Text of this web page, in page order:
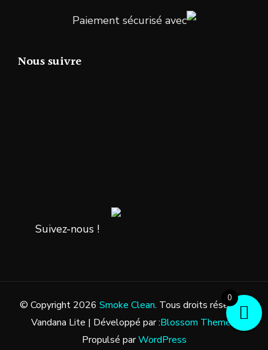
Paiement sécurisé avec
Nous suivre
Suivez-nous !
© Copyright 2026 Smoke Clean. Tous droits réservés.
Vandana Lite | Développé par :Blossom Themes
Propulsé parWordPress
0